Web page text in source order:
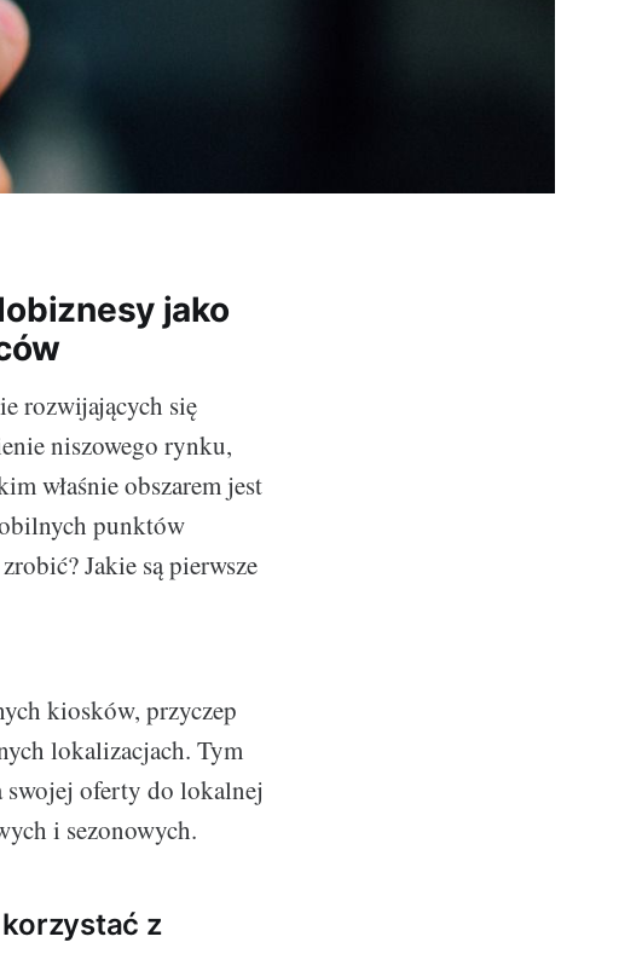
jako
rozwijających się
niszowego rynku,
właśnie obszarem jest
punktów
Jakie są pierwsze
kiosków, przyczep
lokalizacjach. Tym
swojej oferty do lokalnej
i sezonowych.
z